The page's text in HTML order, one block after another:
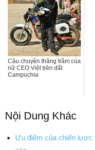
Câu chuyện thăng trầm của
nữ CEO Việt trên đất
Campuchia
Nội Dung Khác
Ưu điểm của chiến lược